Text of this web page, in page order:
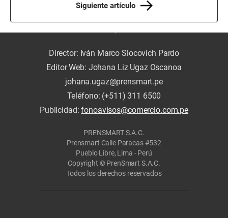
Siguiente artículo
Director: Iván Marco Slocovich Pardo
Editor Web: Johana Liz Ugaz Oscanoa
johana.ugaz@prensmart.pe
Teléfono: (+511) 311 6500
Publicidad:fonoavisos@comercio.com.pe
PRENSMART S.A.C.
Prensmart Calle Paracas #532
Pueblo Libre, Lima - Perú
Copyright © PrenSmart S.A.C.
Todos los derechos reservados